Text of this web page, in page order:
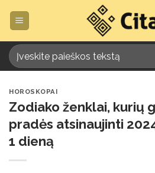
HOROSKOPAI
Zodiako ženklai, kurių
pradės atsinaujinti
1 dieną